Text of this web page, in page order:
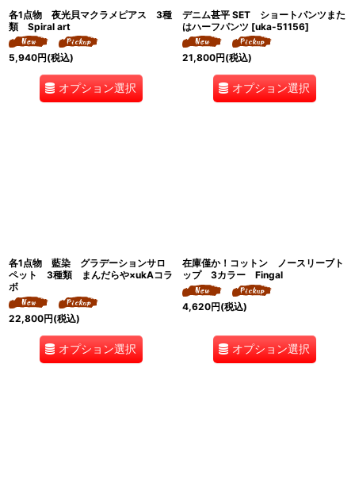
各1点物 夜光貝マクラメピアス 3種
類 Spiral art
5,940円(税込)
オプション選択
デニム甚平 SET ショートパンツまた
はハーフパンツ [uka-51156]
21,800円(税込)
オプション選択
各1点物 藍染 グラデーションサロ
ペット 3種類 まんだらや×ukAコラ
ボ
22,800円(税込)
オプション選択
在庫僅か！コットン ノースリーブト
ップ 3カラー Fingal
4,620円(税込)
オプション選択